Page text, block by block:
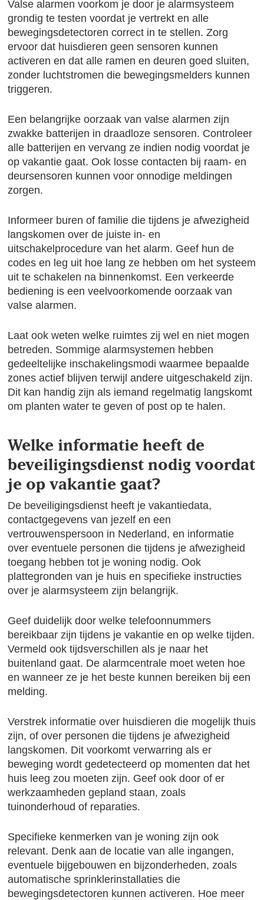
Valse alarmen voorkom je door je alarmsysteem
grondig te testen voordat je vertrekt en alle
bewegingsdetectoren correct in te stellen. Zorg
ervoor dat huisdieren geen sensoren kunnen
activeren en dat alle ramen en deuren goed sluiten,
zonder luchtstromen die bewegingsmelders kunnen
triggeren.
Een belangrijke oorzaak van valse alarmen zijn
zwakke batterijen in draadloze sensoren. Controleer
alle batterijen en vervang ze indien nodig voordat je
op vakantie gaat. Ook losse contacten bij raam- en
deursensoren kunnen voor onnodige meldingen
zorgen.
Informeer buren of familie die tijdens je afwezigheid
langskomen over de juiste in- en
uitschakelprocedure van het alarm. Geef hun de
codes en leg uit hoe lang ze hebben om het systeem
uit te schakelen na binnenkomst. Een verkeerde
bediening is een veelvoorkomende oorzaak van
valse alarmen.
Laat ook weten welke ruimtes zij wel en niet mogen
betreden. Sommige alarmsystemen hebben
gedeeltelijke inschakelingsmodi waarmee bepaalde
zones actief blijven terwijl andere uitgeschakeld zijn.
Dit kan handig zijn als iemand regelmatig langskomt
om planten water te geven of post op te halen.
Welke informatie heeft de
beveiligingsdienst nodig voordat
je op vakantie gaat?
De beveiligingsdienst heeft je vakantiedata,
contactgegevens van jezelf en een
vertrouwenspersoon in Nederland, en informatie
over eventuele personen die tijdens je afwezigheid
toegang hebben tot je woning nodig. Ook
plattegronden van je huis en specifieke instructies
over je alarmsysteem zijn belangrijk.
Geef duidelijk door welke telefoonnummers
bereikbaar zijn tijdens je vakantie en op welke tijden.
Vermeld ook tijdsverschillen als je naar het
buitenland gaat. De alarmcentrale moet weten hoe
en wanneer ze je het beste kunnen bereiken bij een
melding.
Verstrek informatie over huisdieren die mogelijk thuis
zijn, of over personen die tijdens je afwezigheid
langskomen. Dit voorkomt verwarring als er
beweging wordt gedetecteerd op momenten dat het
huis leeg zou moeten zijn. Geef ook door of er
werkzaamheden gepland staan, zoals
tuinonderhoud of reparaties.
Specifieke kenmerken van je woning zijn ook
relevant. Denk aan de locatie van alle ingangen,
eventuele bijgebouwen en bijzonderheden, zoals
automatische sprinklerinstallaties die
bewegingsdetectoren kunnen activeren. Hoe meer